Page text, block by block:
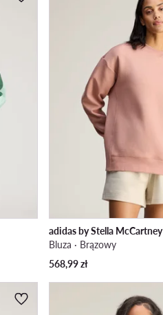
adidas by Stella McCartney
Bluza · Brązowy
568,99zł